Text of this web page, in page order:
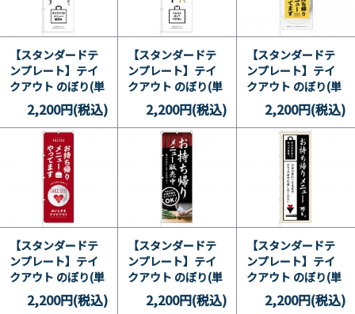
【スタンダードテ
ンプレート】テイ
クアウト のぼり(単
品) 和 14
2,200円(税込)
【スタンダードテ
ンプレート】テイ
クアウト のぼり(単
品) 洋 13
2,200円(税込)
【スタンダードテ
ンプレート】テイ
クアウト のぼり(単
品) 洋 12
2,200円(税込)
【スタンダードテ
ンプレート】テイ
クアウト のぼり(単
品) 洋 11
2,200円(税込)
【スタンダードテ
ンプレート】テイ
クアウト のぼり(単
品) 和 10
2,200円(税込)
【スタンダードテ
ンプレート】テイ
クアウト のぼり(単
品) 和 9
2,200円(税込)